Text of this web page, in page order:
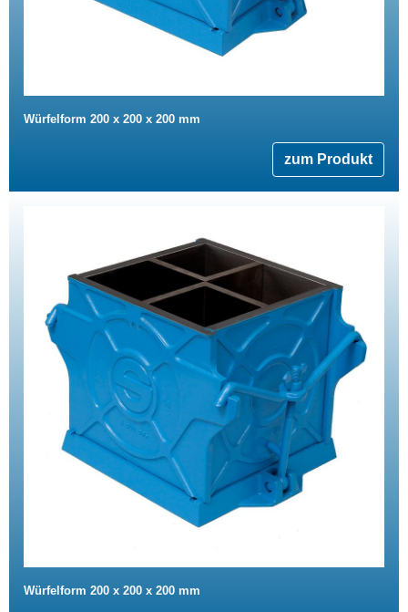
Würfelform 200 x 200 x 200 mm
zum Produkt
Würfelform 200 x 200 x 200 mm